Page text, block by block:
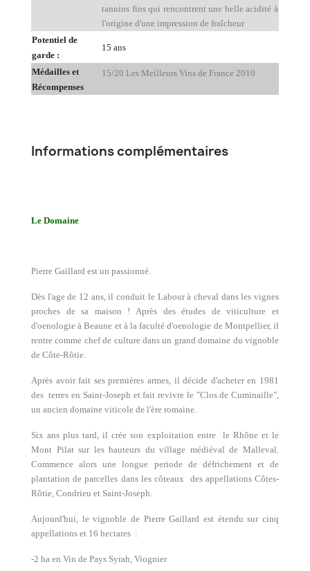
tannins fins qui rencontrent une belle acidité à
l'origine d'une impression de fraîcheur
Potentiel de
garde :
15 ans
Médailles et
Récompenses
15/20 Les Meilleurs Vins de France 2010
Informations complémentaires
Le Domaine
Pierre Gaillard est un passionné.
Dès l'age de 12 ans, il conduit le Labour à cheval dans les vignes
proches de sa maison ! Après des études de viticulture et
d'oenologie à Beaune et à la faculté d'oenologie de Montpellier, il
rentre comme chef de culture dans un grand domaine du vignoble
de Côte-Rôtie.
Après avoir fait ses premières armes, il décide d'acheter en 1981
des terres en Saint-Joseph et fait revivre le "Clos de Cuminaille",
un ancien domaine viticole de l'ère romaine.
Six ans plus tard, il crée son exploitation entre le Rhône et le
Mont Pilat sur les hauteurs du village médiéval de Malleval.
Commence alors une longue periode de défrichement et de
plantation de parcelles dans les côteaux des appellations Côtes-
Rôtie, Condrieu et Saint-Joseph.
Aujourd'hui, le vignoble de Pierre Gaillard est étendu sur cinq
appellations et 16 hectares :
-2 ha en Vin de Pays Syrah, Viognier